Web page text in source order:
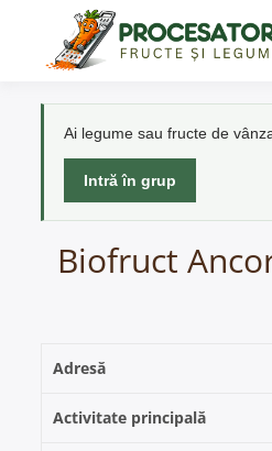
content
Ai legume sau fructe de
Intră în grup
Biofruct
Adresă
Activitate principală